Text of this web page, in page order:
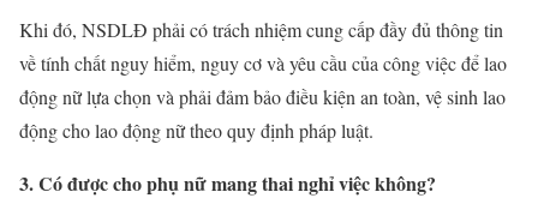
Khi đó, NSDLĐ phải có trách nhiệm cung cấp đầy đủ thông tin
về tính chất nguy hiểm, nguy cơ và yêu cầu của công việc để lao
động nữ lựa chọn và phải đảm bảo điều kiện an toàn, vệ sinh lao
động cho lao động nữ theo quy định pháp luật.
3. Có được cho phụ nữ mang thai nghỉ việc không?